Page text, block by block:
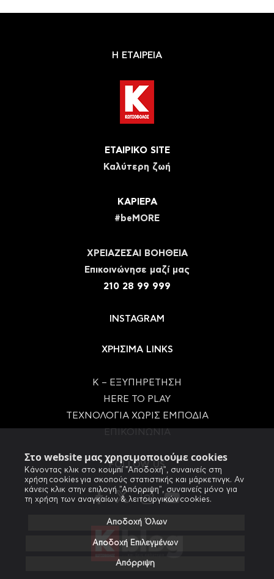
Στο website μας χρησιμοποιούμε cookies
Κάνοντας κλικ στο κουμπί "Αποδοχή", συναινείς στη
χρήση cookies για σκοπούς στατιστικής και μάρκετινγκ. Αν
κάνεις κλικ στην επιλογή "Απόρριψη", συναινείς μόνο για
τη χρήση των αναγκαίων & λειτουργικών cookies.
Αποδοχή Όλων
Αποδοχή Επιλεγμένων
Απόρριψη
Η ΕΤΑΙΡΕΙΑ
ΕΤΑΙΡΙΚΟ SITE
Καλύτερη ζωή
ΚΑΡΙΕΡΑ
#beMORE
ΧΡΕΙΑΖΕΣΑΙ ΒΟΗΘΕΙΑ
Eπικοινώνησε μαζί μας
210 28 99 999
INSTAGRAM
ΧΡΗΣΙΜΑ LINKS
Κ – ΕΞΥΠΗΡΕΤΗΣΗ
HERE TO PLAY
ΤΕΧΝΟΛΟΓΙΑ ΧΩΡΙΣ ΕΜΠΟΔΙΑ
FOLLOW US